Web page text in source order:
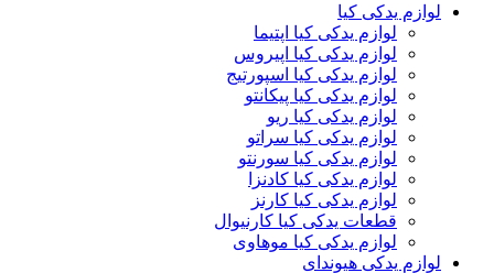
لوازم یدکی کیا
لوازم یدکی کیا اپتیما
لوازم یدکی کیا اپیروس
لوازم یدکی کیا اسپورتیج
لوازم یدکی کیا پیکانتو
لوازم یدکی کیا ریو
لوازم یدکی کیا سراتو
لوازم یدکی کیا سورنتو
لوازم یدکی کیا کادنزا
لوازم یدکی کیا کارنز
قطعات یدکی کیا کارنیوال
لوازم یدکی کیا موهاوی
لوازم یدکی هیوندای